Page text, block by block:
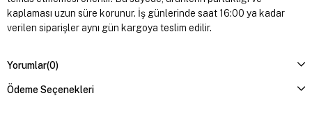
kaplaması uzun süre korunur. İş günlerinde saat 16:00 ya kadar
verilen siparişler aynı gün kargoya teslim edilir.
Yorumlar(0)
Ödeme Seçenekleri